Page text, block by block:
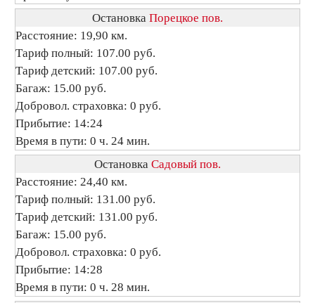
Остановка Порецкое пов.
Расстояние: 19,90 км.
Тариф полный: 107.00 руб.
Тариф детский: 107.00 руб.
Багаж: 15.00 руб.
Добровол. страховка: 0 руб.
Прибытие: 14:24
Время в пути: 0 ч. 24 мин.
Остановка Садовый пов.
Расстояние: 24,40 км.
Тариф полный: 131.00 руб.
Тариф детский: 131.00 руб.
Багаж: 15.00 руб.
Добровол. страховка: 0 руб.
Прибытие: 14:28
Время в пути: 0 ч. 28 мин.